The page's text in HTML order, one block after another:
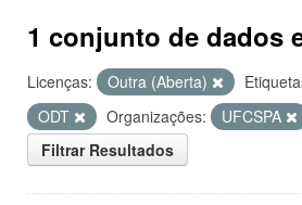
1 conjunto de dados
Licenças: Outra (Aberta)
ODT
Organizações:
UFCSPA
Filtrar Resultados